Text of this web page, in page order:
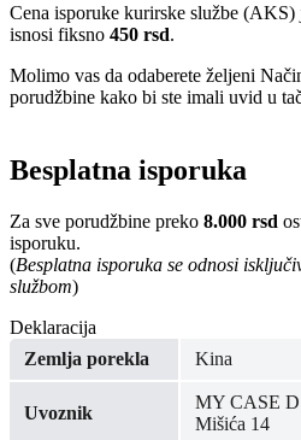
Cena isporuke kurirske službe (AKS)
isnosi fiksno 450 rsd.
Molimo vas da odaberete željeni
porudžbine kako bi ste imali uvid u
Besplatna isporuka
Za sve porudžbine preko 8.000 rsd
isporuku.
(Besplatna isporuka se odnosi
službom)
Deklaracija
Zemlja porekla
Kina
Uvoznik
MY CASE
Mišića 14